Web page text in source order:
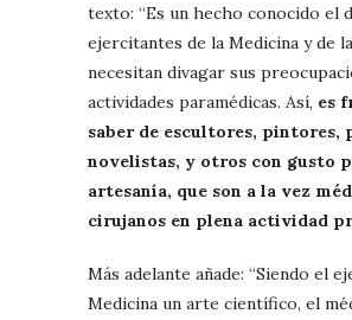
texto: “Es un hecho conocido el
ejercitantes de la Medicina y de
necesitan divagar sus
actividades paramédicas. Así, es
saber de escultores, pintores,
novelistas, y otros con gusto
artesanía, que son a la vez
cirujanos en plena actividad
Más adelante añade: “Siendo el
Medicina un arte científico, el